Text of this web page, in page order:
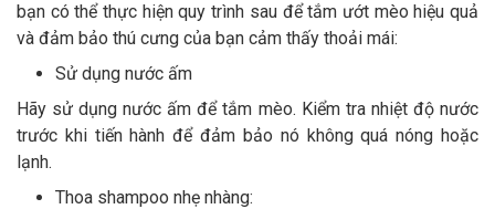
bạn có thể thực hiện quy trình sau để tắm ướt mèo hiệu quả
và đảm bảo thú cưng của bạn cảm thấy thoải mái:
Sử dụng nước ấm
Hãy sử dụng nước ấm để tắm mèo. Kiểm tra nhiệt độ nước
trước khi tiến hành để đảm bảo nó không quá nóng hoặc
lạnh.
Thoa shampoo nhẹ nhàng: